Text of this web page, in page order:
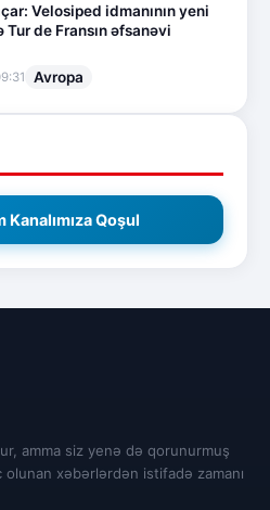
Velosiped idmanının yeni
Tur de Fransın əfsanəvi
Avropa
Kanalımıza Qoşul
amma siz yenə də qorunurmuş
olunan xəbərlərdən istifadə zamanı